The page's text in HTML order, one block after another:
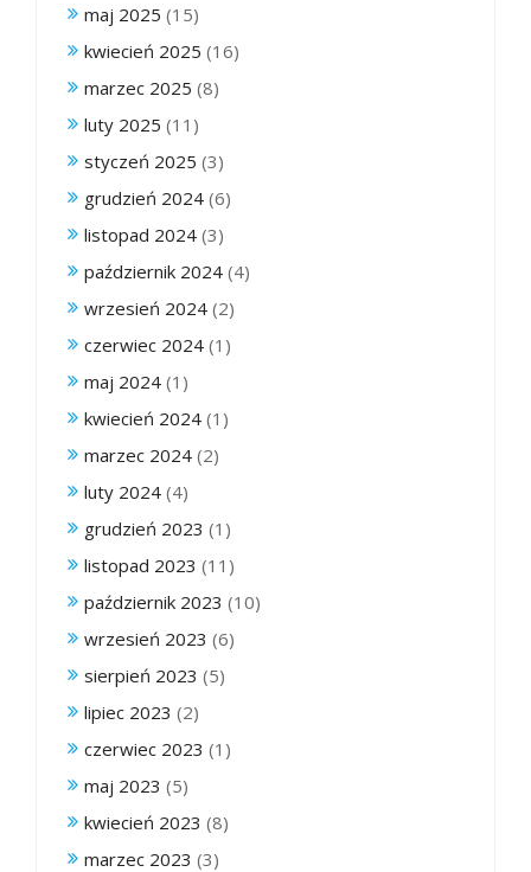
maj 2025 (15)
kwiecień 2025 (16)
marzec 2025 (8)
luty 2025 (11)
styczeń 2025 (3)
grudzień 2024 (6)
listopad 2024 (3)
październik 2024 (4)
wrzesień 2024 (2)
czerwiec 2024 (1)
maj 2024 (1)
kwiecień 2024 (1)
marzec 2024 (2)
luty 2024 (4)
grudzień 2023 (1)
listopad 2023 (11)
październik 2023 (10)
wrzesień 2023 (6)
sierpień 2023 (5)
lipiec 2023 (2)
czerwiec 2023 (1)
maj 2023 (5)
kwiecień 2023 (8)
marzec 2023 (3)